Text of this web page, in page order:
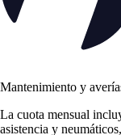
Mantenimiento y
La cuota mensual
asistencia y